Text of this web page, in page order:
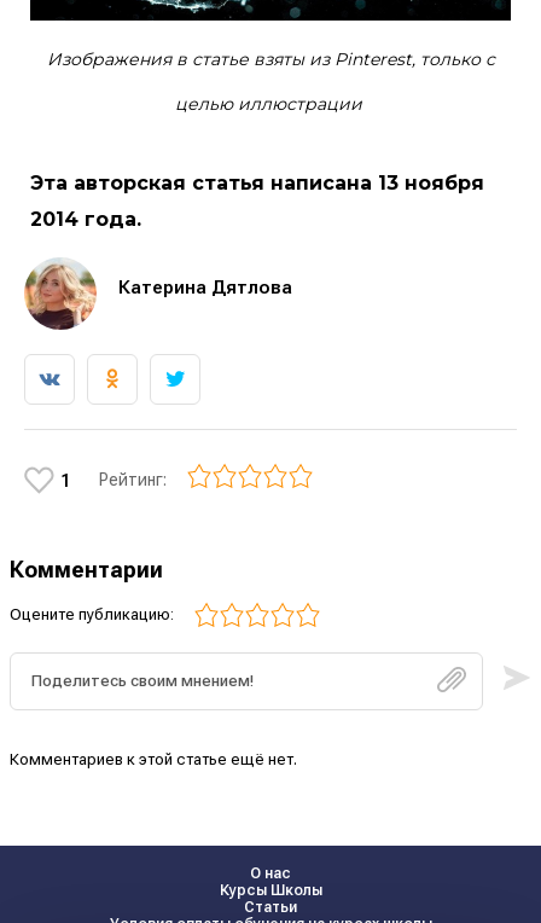
Изображения в статье взяты из Pinterest, только с
целью иллюстрации
Эта авторская статья написана 13 ноября
2014 года.
Катерина Дятлова
1 Рейтинг:
Комментарии
Оцените публикацию:
Комментариев к этой статье ещё нет.
О нас
Курсы Школы
Статьи